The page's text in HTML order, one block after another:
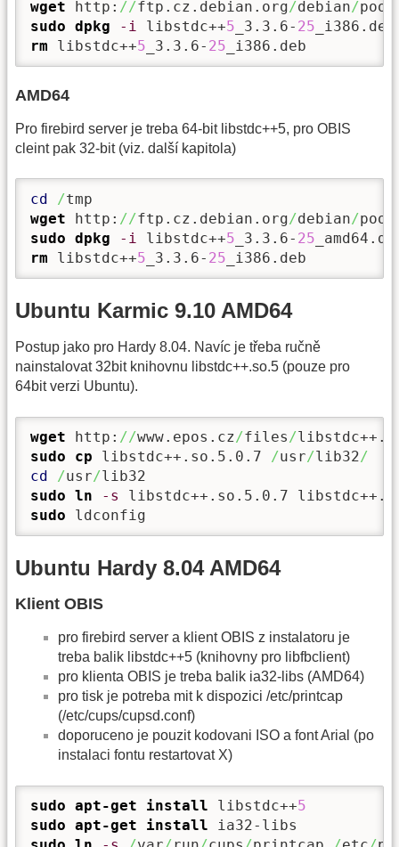
wget http: //ftp.cz.debian.org/debian/pool
sudo dpkg -i libstdc++5 _3.3.6- 25
rm libstdc++5 _3.3.6- 25 _i386.deb
AMD64
Pro firebird server je treba 64-bit libstdc++5, pro OBIS
cleint pak 32-bit (viz. další kapitola)
cd /
wget http: //ftp.cz.debian.org/debian/pool
sudo dpkg -i libstdc++5 _3.3.6- 25
rm libstdc++5 _3.3.6- 25 _i386.deb
Ubuntu Karmic 9.10 AMD64
Postup jako pro Hardy 8.04. Navíc je třeba ručně
nainstalovat 32bit knihovnu libstdc++.so.5 (pouze pro
64bit verzi Ubuntu).
wget http: //www.epos.cz/files /
sudo
cp libstdc++.so.5.0.7 /usr/lib32/
cd
/usr/
sudo ln
-s
sudo ldconfig
Ubuntu Hardy 8.04 AMD64
Klient OBIS
pro firebird server a klient OBIS z instalatoru je
treba balik libstdc++5 (knihovny pro libfbclient)
pro klienta OBIS je treba balik ia32-libs (AMD64)
pro tisk je potreba mit k dispozici /etc/printcap
(/etc/cups/cupsd.conf)
doporuceno je pouzit kodovani ISO a font Arial (po
instalaci fontu restartovat X)
sudo apt-get install libstdc++5
sudo apt-get install